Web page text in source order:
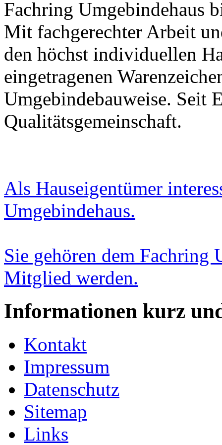
Fachring Umgebindehaus
Mit fachgerechter Arbeit
den höchst individuellen
eingetragenen
Umgebindebauweise. Seit
Qualitätsgemeinschaft.
Als Hauseigentümer
Umgebindehaus.
Sie gehören dem Fachring
Mitglied werden.
Informationen kurz
Kontakt
Impressum
Datenschutz
Sitemap
Links